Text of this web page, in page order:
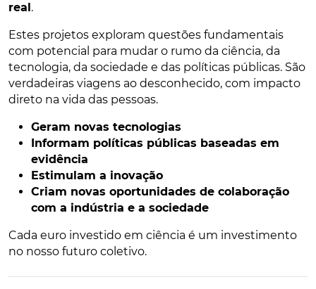
real.
Estes projetos exploram questões fundamentais
com potencial para mudar o rumo da ciência, da
tecnologia, da sociedade e das políticas públicas. São
verdadeiras viagens ao desconhecido, com impacto
direto na vida das pessoas.
Geram novas tecnologias
Informam políticas públicas baseadas em
evidência
Estimulam a inovação
Criam novas oportunidades de colaboração
com a indústria e a sociedade
Cada euro investido em ciência é um investimento
no nosso futuro coletivo.